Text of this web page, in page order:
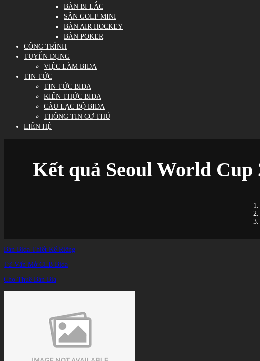
BÀN BI LẮC
SÂN GOLF MINI
BÀN AIR HOCKEY
BÀN POKER
CÔNG TRÌNH
TUYỂN DỤNG
VIỆC LÀM BIDA
TIN TỨC
TIN TỨC BIDA
KIẾN THỨC BIDA
CÂU LẠC BỘ BIDA
THÔNG TIN CƠ THỦ
LIÊN HỆ
Kết quả Seoul World Cup
Bàn Bida Thiết Kế Riêng
Tư Vấn Mở CLB Bida
Cho Thuê Bàn Bia